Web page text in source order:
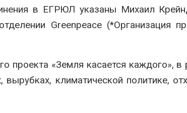
в ЕГРЮЛ указаны Михаил
Greenpeace (*Организация
проекта «Земля касается каждого», в
климатической политике,